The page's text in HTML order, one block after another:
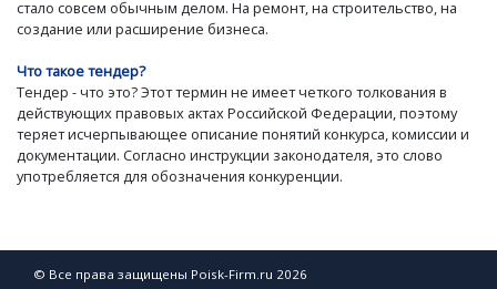
стало совсем обычным делом. На ремонт, на строительство, на
создание или расширение бизнеса.
Что такое тендер?
Тендер - что это? Этот термин не имеет четкого толкования в
действующих правовых актах Российской Федерации, поэтому
теряет исчерпывающее описание понятий конкурса, комиссии и
документации. Согласно инструкции законодателя, это слово
употребляется для обозначения конкуренции.
© Все права защищены Poisk-Firm.ru 2026